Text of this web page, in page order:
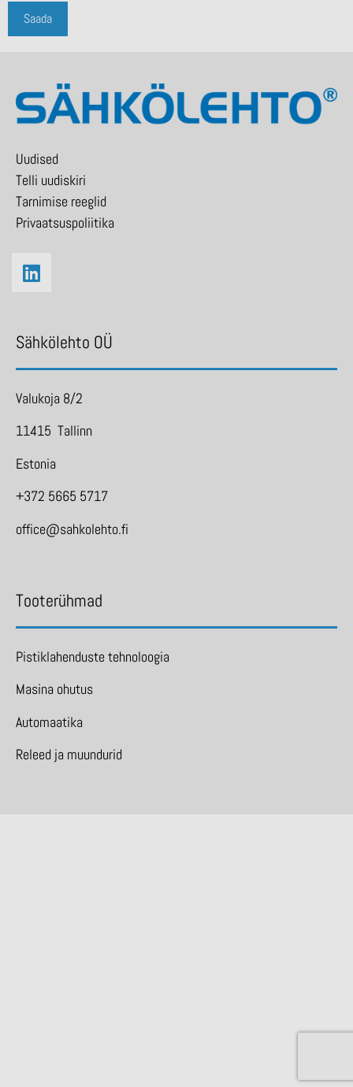
Uudised
Telli uudiskiri
Tarnimise reeglid
Privaatsuspoliitika
Sähkölehto OÜ
Valukoja 8/2
11415 Tallinn
Estonia
+372 5665 5717
office@sahkolehto.fi
Tooterühmad
Pistiklahenduste tehnoloogia
Masina ohutus
Automaatika
Releed ja muundurid